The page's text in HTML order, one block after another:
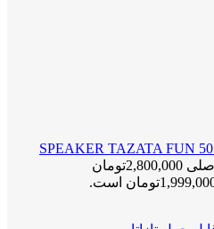
اسپیکر بلوتوثی قابل حمل تازاتا SPEAKER TAZATA FUN 50
قیمت اصلی 2,800,000تومان